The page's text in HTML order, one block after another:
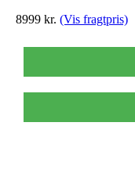
8999 kr. (Vis fragtpris)